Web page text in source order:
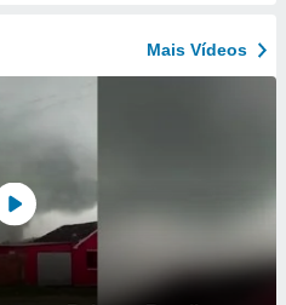
Mais Vídeos